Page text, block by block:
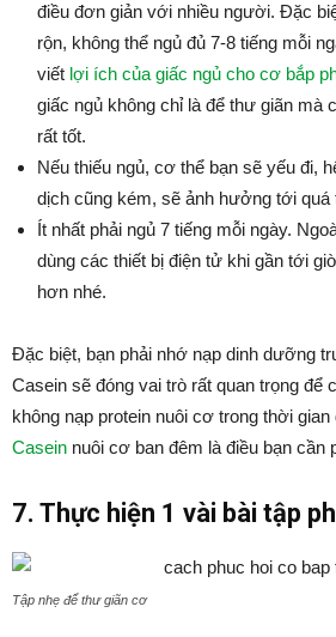
điều đơn giản với nhiều người. Đặc
rộn, không thể ngủ đủ 7-8 tiếng mỗi
viết lợi ích của giấc ngủ cho cơ bắp
giấc ngủ không chỉ là để thư giãn mà
rất tốt.
Nếu thiếu ngủ, cơ thể bạn sẽ yếu đi,
dịch cũng kém, sẽ ảnh hưởng tới quá
Ít nhất phải ngủ 7 tiếng mỗi ngày.
dùng các thiết bị điện tử khi gần tới
hơn nhé.
Đặc biệt, bạn phải nhớ nạp dinh dưỡng
Casein sẽ đóng vai trò rất quan trọng để
không nạp protein nuôi cơ trong thời gian
Casein nuôi cơ ban đêm là điều bạn cần
7. Thực hiện 1 vài bài tập
Tập nhẹ để thư giãn cơ